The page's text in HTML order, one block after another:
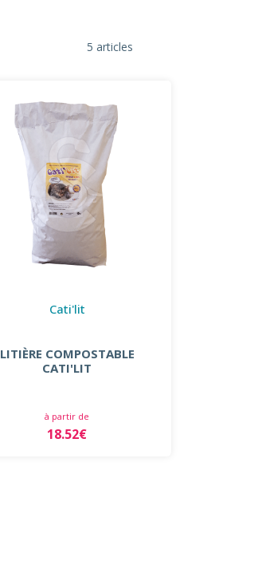
5 articles
Cati'lit
LITIÈRE COMPOSTABLE
CATI'LIT
à partir de
18.52€